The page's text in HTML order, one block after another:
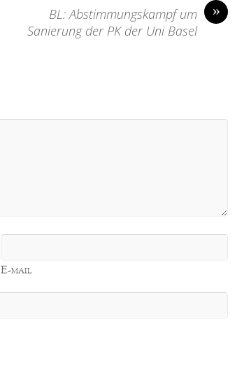
»
BL: Abstimmungskampf um
Sanierung der PK der Uni Basel
E-mail